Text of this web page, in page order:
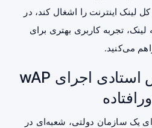
لینک اینترنت را اشغال کند، در
تجربه کاربری بهتری برای
می‌کنید.
تجربه میدانی: کیس استادی اجرای wAP
یک سازمان دولتی، شعبه‌ای در